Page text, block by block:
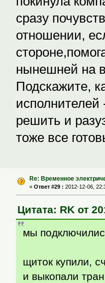
сразу
отношении,
нынешней на
Подскажите,
решить и
тоже все
Re: Временное
« Ответ #29 : 2012-12-06,
Цитата: RK от
мы
щиток купили,
и выкопали